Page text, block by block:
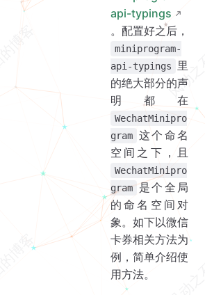
api-typings
。配置好之后，
miniprogram-
api-typings
里
的绝大部分的声
明都在
WechatMinipro
gram 这个命名
空间之下，且
WechatMinipro
gram
是个全局
的命名空间对
象。如下以微信
卡券相关方法为
例，简单介绍使
用方法。